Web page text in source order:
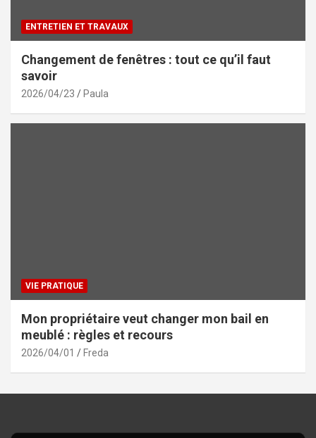
ENTRETIEN ET TRAVAUX
Changement de fenêtres : tout ce qu’il faut
savoir
2026/04/23 Paula
VIE PRATIQUE
Mon propriétaire veut changer mon bail en
meublé : règles et recours
2026/04/01 Freda